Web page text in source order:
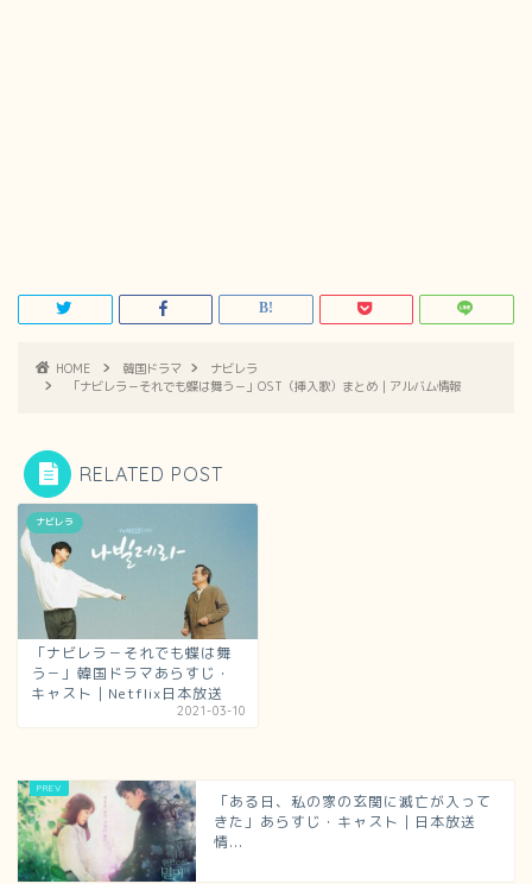
HOME 韓国ドラマ
ナビレラ
「ナビレラ－それでも蝶は舞う－」OST（挿入歌）まとめ｜アルバム情報
RELATED POST
ナビレラ
「ナビレラ－それでも蝶は舞
う－」韓国ドラマあらすじ・
キャスト｜Netflix日本放送
2021-03-10
「ある日、私の家の玄関に滅亡が入って
きた」あらすじ・キャスト｜日本放送
情...